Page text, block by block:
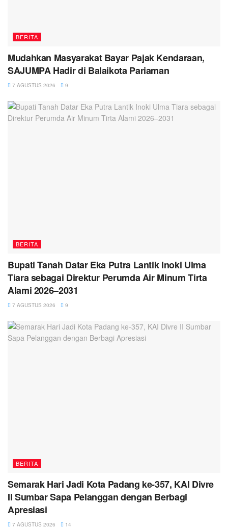
BERITA
Mudahkan Masyarakat Bayar Pajak Kendaraan,
SAJUMPA Hadir di Balaikota Pariaman
7 AGUSTUS 2026 9
BERITA
Bupati Tanah Datar Eka Putra Lantik Inoki Ulma
Tiara sebagai Direktur Perumda Air Minum Tirta
Alami 2026–2031
7 AGUSTUS 2026 9
BERITA
Semarak Hari Jadi Kota Padang ke-357, KAI Divre
II Sumbar Sapa Pelanggan dengan Berbagi
Apresiasi
7 AGUSTUS 2026 14